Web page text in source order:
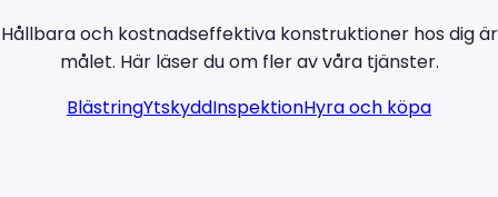
Hållbara och kostnadseffektiva konstruktioner hos dig är
målet. Här läser du om fler av våra tjänster.
BlästringYtskyddInspektionHyra och köpa